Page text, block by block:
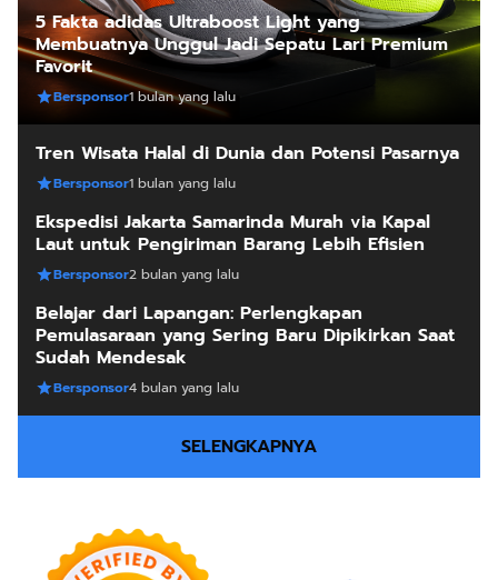
5 Fakta adidas Ultraboost Light yang
Membuatnya Unggul Jadi Sepatu Lari Premium
Favorit
Bersponsor1 bulan yang lalu
Tren Wisata Halal di Dunia dan Potensi Pasarnya
Bersponsor1 bulan yang lalu
Ekspedisi Jakarta Samarinda Murah via Kapal
Laut untuk Pengiriman Barang Lebih Efisien
Bersponsor2 bulan yang lalu
Belajar dari Lapangan: Perlengkapan
Pemulasaraan yang Sering Baru Dipikirkan Saat
Sudah Mendesak
Bersponsor4 bulan yang lalu
SELENGKAPNYA